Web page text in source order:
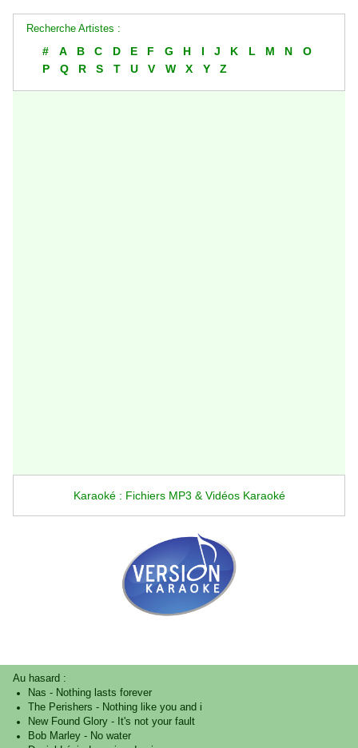
Recherche Artistes :
# A B C D E F G H I J K L M N
O
P
Q R S T U V W X Y Z
Karaoké : Fichiers MP3 & Vidéos Karaoké
Au hasard :
Nas - Nothing lasts forever
The Perishers - Nothing like you and i
New Found Glory- It's not your fault
Bob Marley- No water